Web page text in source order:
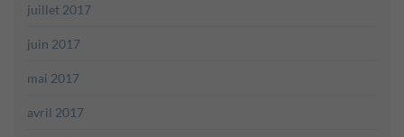
juillet 2017
juin 2017
mai 2017
avril 2017